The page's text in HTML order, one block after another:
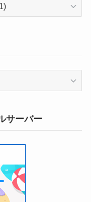
サーバー